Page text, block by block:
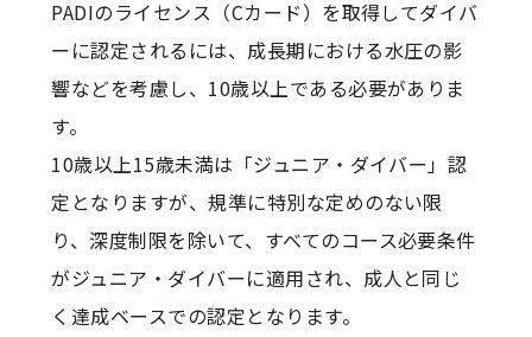
PADIのライセンス（Cカード）を取得してダイバ
ーに認定されるには、成長期における水圧の影
響などを考慮し、10歳以上である必要がありま
す。
10歳以上15歳未満は「ジュニア・ダイバー」認
定となりますが、規準に特別な定めのない限
り、深度制限を除いて、すべてのコース必要条件
がジュニア・ダイバーに適用され、成人と同じ
く達成ベースでの認定となります。